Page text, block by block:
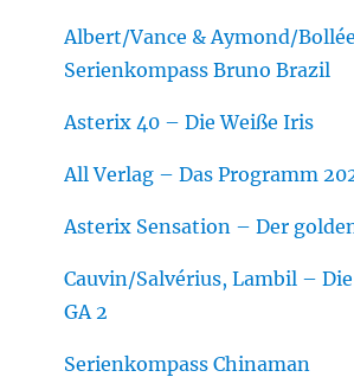
Albert/Vance & Aymond/
Serienkompass Bruno Brazil
Asterix 40 – Die Weiße Iris
All Verlag – Das Programm
Asterix Sensation – Der
Cauvin/Salvérius, Lambil –
GA 2
Serienkompass Chinaman